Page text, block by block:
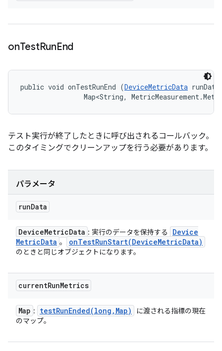
onTestRunEnd
public void onTestRunEnd (DeviceMetricData
Map<String,
テスト実行が終了したときに呼び出されるコールバック。
このタイミングでクリーンアップを行う必要があります。
パラメータ
runData
DeviceMetricData : 実行のデータを保持する
Device
MetricData 。 onTestRunStart(DeviceMetricData)
のときと同じオブジェクトになります。
currentRunMetrics
Map : testRunEnded(long , Map)
に渡される指標の現在
のマップ。